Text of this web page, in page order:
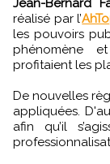
Jean-Bernard
réalisé par l’
les pouvoirs
phénomène
profitaient les
De nouvelles
appliquées.
afin qu’il